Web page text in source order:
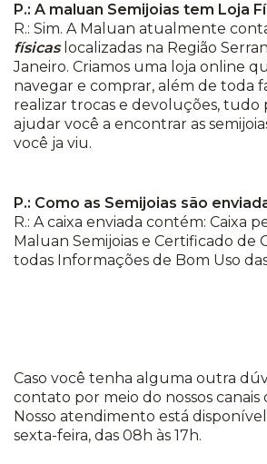
P.: A maluan Semijoias tem Loja
R.: Sim. A Maluan atualmente
físicaslocalizadas na Região
Janeiro. Criamos uma loja online
navegar e comprar, além de toda
realizar trocas e devoluções, tudo
ajudar você a encontrar as
você ja viu.
P.: Como as Semijoias são
R.: A caixa enviada contém: Caixa
Maluan Semijoias e Certificado de
todas Informações de Bom Uso das
Caso você tenha alguma outra
contato por meio do nossos
Nosso atendimento está
sexta-feira, das 08h às 17h.